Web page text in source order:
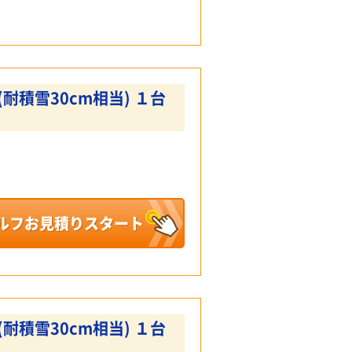
積雪30cm相当) １台
フお見積りスタート
積雪30cm相当) １台